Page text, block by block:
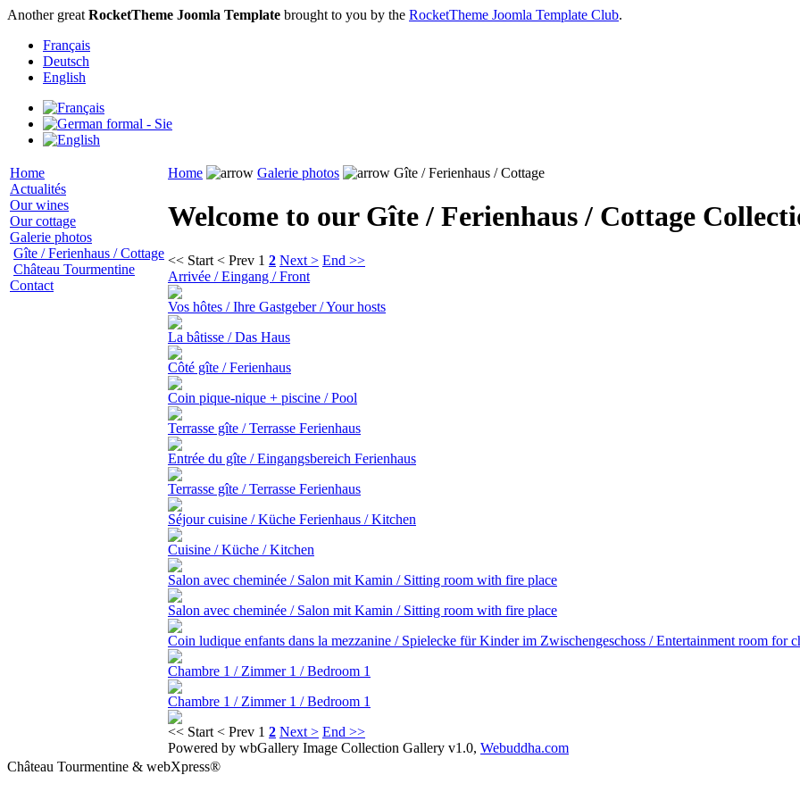
Another great RocketTheme Joomla Template brought to you by the RocketTheme Joomla Template Club.
Français
Deutsch
English
Home
Actualités
Our wines
Our cottage
Galerie photos
Gîte / Ferienhaus / Cottage
Château Tourmentine
Contact
Home Galerie photos Gîte / Ferienhaus / Cottage
Welcome to our Gîte / Ferienhaus / Cottage
<< Start < Prev 1 2 Next > End >>
Arrivée / Eingang / Front
Vos hôtes / Ihre Gastgeber / Your hosts
La bâtisse / Das Haus
Côté gîte / Ferienhaus
Coin pique-nique + piscine / Pool
Terrasse gîte / Terrasse Ferienhaus
Entrée du gîte / Eingangsbereich Ferienhaus
Terrasse gîte / Terrasse Ferienhaus
Séjour cuisine / Küche Ferienhaus / Kitchen
Cuisine / Küche / Kitchen
Salon avec cheminée / Salon mit Kamin / Sitting room with fire place
Salon avec cheminée / Salon mit Kamin / Sitting room with fire place
Coin ludique enfants dans la mezzanine / Spielecke für Kinder im Zwischengeschoss / Entertainment room for
Chambre 1 / Zimmer 1 / Bedroom 1
Chambre 1 / Zimmer 1 / Bedroom 1
<< Start < Prev 1 2 Next > End >>
Powered by wbGallery Image Collection Gallery v1.0, Webuddha.com
Château Tourmentine & webXpress®